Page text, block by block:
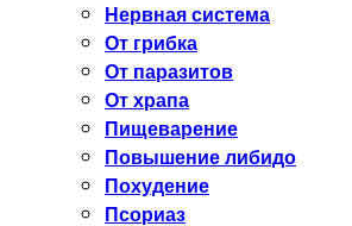
Нервная система
От грибка
От паразитов
От храпа
Пищеварение
Повышение либидо
Похудение
Псориаз